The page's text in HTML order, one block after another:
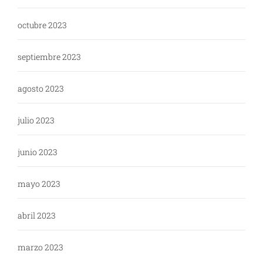
octubre 2023
septiembre 2023
agosto 2023
julio 2023
junio 2023
mayo 2023
abril 2023
marzo 2023